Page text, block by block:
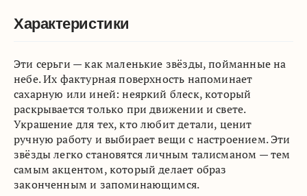
Характеристики
Эти серьги — как маленькие звёзды, пойманные на
небе. Их фактурная поверхность напоминает
сахарную или иней: неяркий блеск, который
раскрывается только при движении и свете.
Украшение для тех, кто любит детали, ценит
ручную работу и выбирает вещи с настроением. Эти
звёзды легко становятся личным талисманом — тем
самым акцентом, который делает образ
законченным и запоминающимся.